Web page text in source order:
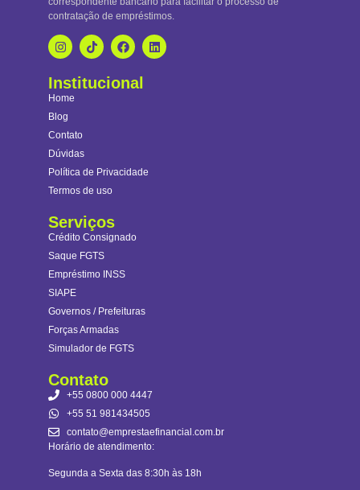
contratação de empréstimos.
Institucional
Home
Blog
Contato
Dúvidas
Política de Privacidade
Termos de uso
Serviços
Crédito Consignado
Saque FGTS
Empréstimo INSS
SIAPE
Governos / Prefeituras
Forças Armadas
Simulador de FGTS
Contato
+55 0800 000 4447
+55 51 981434505
contato@emprestaefinancial.com.br
Horário de atendimento:
Segunda a Sexta das 8:30h às 18h